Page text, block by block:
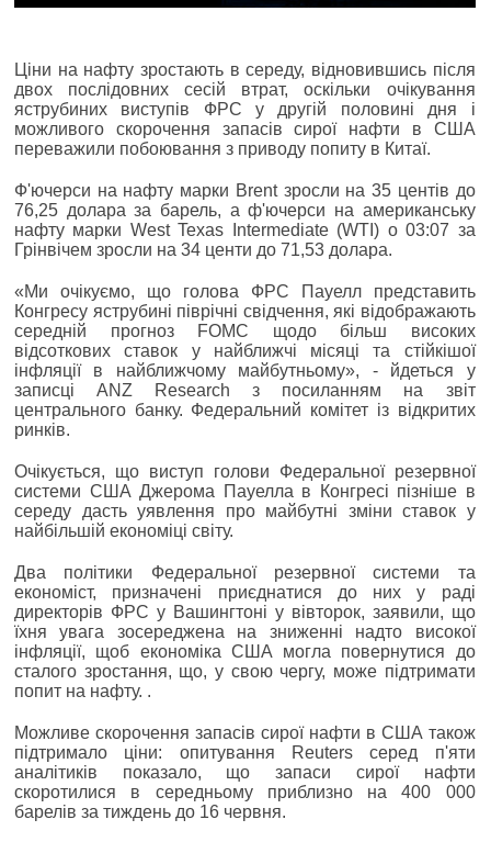
Ціни на нафту зростають в середу, відновившись після
двох послідовних сесій втрат, оскільки очікування
яструбиних виступів ФРС у другій половині дня і
можливого скорочення запасів сирої нафти в США
переважили побоювання з приводу попиту в Китаї.
Ф'ючерси на нафту марки Brent зросли на 35 центів до
76,25 долара за барель, а ф'ючерси на американську
нафту марки West Texas Intermediate (WTI) о 03:07 за
Грінвічем зросли на 34 центи до 71,53 долара.
«Ми очікуємо, що голова ФРС Пауелл представить
Конгресу яструбині піврічні свідчення, які відображають
середній прогноз FOMC щодо більш високих
відсоткових ставок у найближчі місяці та стійкішої
інфляції в найближчому майбутньому», - йдеться у
записці ANZ Research з посиланням на звіт
центрального банку. Федеральний комітет із відкритих
ринків.
Очікується, що виступ голови Федеральної резервної
системи США Джерома Пауелла в Конгресі пізніше в
середу дасть уявлення про майбутні зміни ставок у
найбільшій економіці світу.
Два політики Федеральної резервної системи та
економіст, призначені приєднатися до них у раді
директорів ФРС у Вашингтоні у вівторок, заявили, що
їхня увага зосереджена на зниженні надто високої
інфляції, щоб економіка США могла повернутися до
сталого зростання, що, у свою чергу, може підтримати
попит на нафту. .
Можливе скорочення запасів сирої нафти в США також
підтримало ціни: опитування Reuters серед п'яти
аналітиків показало, що запаси сирої нафти
скоротилися в середньому приблизно на 400 000
барелів за тиждень до 16 червня.